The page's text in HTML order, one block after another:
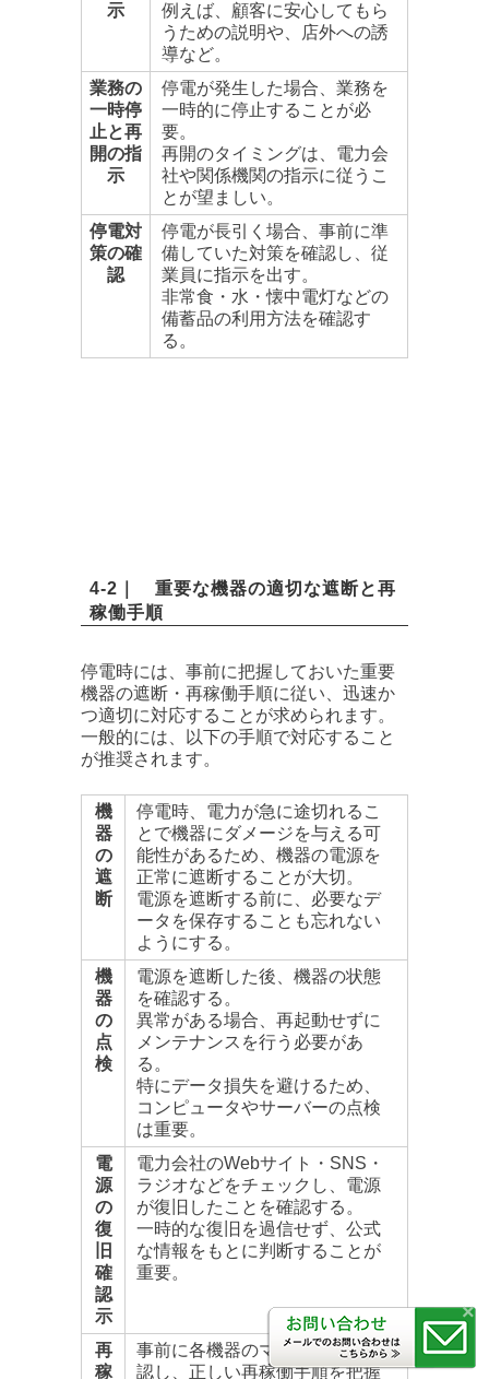
×
示
例えば、顧客に安心してもら
うための説明や、店外への誘
導など。
業務の
一時停
止と再
開の指
示
停電が発生した場合、業務を
一時的に停止することが必
要。
再開のタイミングは、電力会
社や関係機関の指示に従うこ
とが望ましい。
停電対
策の確
認
停電が長引く場合、事前に準
備していた対策を確認し、従
業員に指示を出す。
非常食・水・懐中電灯などの
備蓄品の利用方法を確認す
る。
4-2｜ 重要な機器の適切な遮断と再
稼働手順
停電時には、事前に把握しておいた重要
機器の遮断・再稼働手順に従い、迅速か
つ適切に対応することが求められます。
一般的には、以下の手順で対応すること
が推奨されます。
機
器
の
遮
断
停電時、電力が急に途切れるこ
とで機器にダメージを与える可
能性があるため、機器の電源を
正常に遮断することが大切。
電源を遮断する前に、必要なデ
ータを保存することも忘れない
ようにする。
機
器
の
点
検
電源を遮断した後、機器の状態
を確認する。
異常がある場合、再起動せずに
メンテナンスを行う必要があ
る。
特にデータ損失を避けるため、
コンピュータやサーバーの点検
は重要。
電
源
の
復
旧
確
認
示
電力会社のWebサイト・SNS・
ラジオなどをチェックし、電源
が復旧したことを確認する。
一時的な復旧を過信せず、公式
な情報をもとに判断することが
重要。
再
稼
事前に各機器のマニュアルを確
認し、正しい再稼働手順を把握